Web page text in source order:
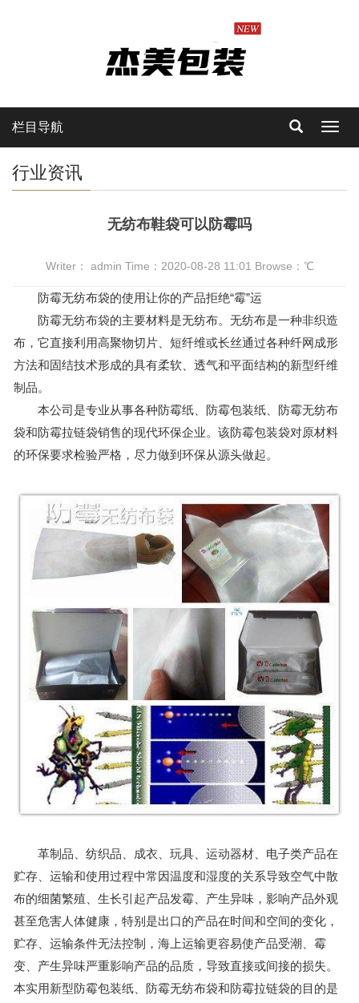
栏目导航
行业资讯
无纺布鞋袋可以防霉吗
Writer： admin Time：2020-08-28 11:01 Browse： ℃
防霉无纺布袋的使用让你的产品拒绝“霉”运
防霉无纺布袋的主要材料是无纺布。无纺布是一种非织造
布，它直接利用高聚物切片、短纤维或长丝通过各种纤网成形
方法和固结技术形成的具有柔软、透气和平面结构的新型纤维
制品。
本公司是专业从事各种防霉纸、防霉包装纸、防霉无纺布
袋和防霉拉链袋销售的现代环保企业。该防霉包装袋对原材料
的环保要求检验严格，尽力做到环保从源头做起。
革制品、纺织品、成衣、玩具、运动器材、电子类产品在
贮存、运输和使用过程中常因温度和湿度的关系导致空气中散
布的细菌繁殖、生长引起产品发霉、产生异味，影响产品外观
甚至危害人体健康，特别是出口的产品在时间和空间的变化，
贮存、运输条件无法控制，海上运输更容易使产品受潮、霉
变、产生异味严重影响产品的品质，导致直接或间接的损失。
本实用新型防霉包装纸、防霉无纺布袋和防霉拉链袋的目的是